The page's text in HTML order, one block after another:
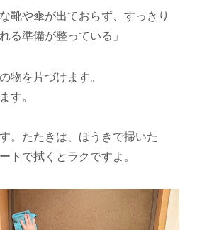
靴や傘が出ておらず、すっきり
る準備が整っている」
物を片づけます。
す。
。たたきは、ほうきで掃いた
トで拭くとラクですよ。